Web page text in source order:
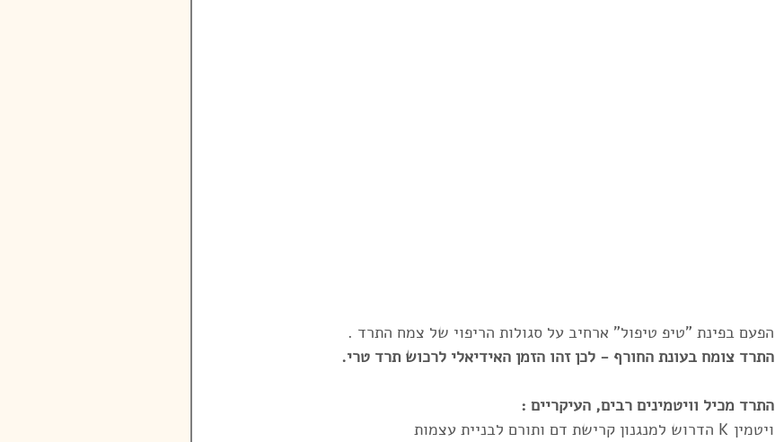
הפעם בפינת "טיפ טיפול" ארחיב על סגולות הריפוי של צמח התרד .
התרד צומח בעונת החורף - לכן זהו הזמן האידיאלי לרכוש תרד טרי.
התרד מכיל וויטמינים רבים, העיקריים :
ויטמין K הדרוש למנגנון קרישת דם ותורם לבניית עצמות